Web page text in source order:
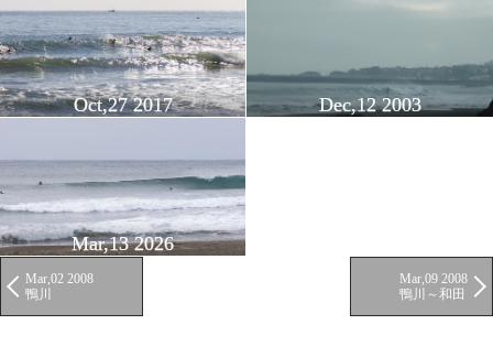
Oct,27 2017 Dec,12 2003
Mar,13 2026
Mar,02 2008
鴨川
Mar,09 2008
鴨川～和田